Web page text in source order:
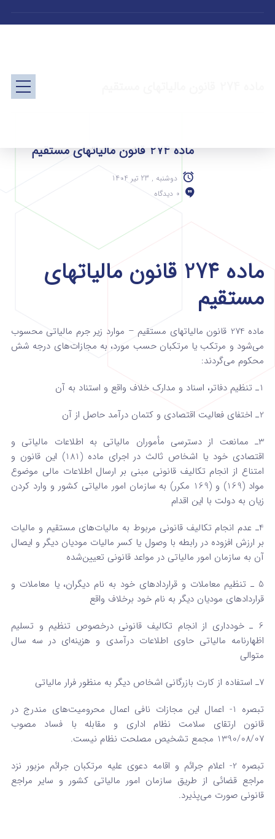
ماده 274 قانون مالیاتهای مستقیم
دوشنبه , 23 تیر 1404
0 دیدگاه
ماده 274 قانون مالیاتهای
مستقیم
ماده 274 قانون مالیاتهای مستقیم – موارد زیر جرم مالیاتی محسوب
می‌شود و مرتکب یا مرتکبان حسب ‌مورد، به مجازات‌های درجه شش
محکوم می‌گردند:
1ـ تنظیم دفاتر، اسناد و مدارک خلاف واقع و استناد به آن
2ـ اختفای فعالیت اقتصادی و کتمان درآمد حاصل از آن
3ـ ممانعت از دسترسی مأموران مالیاتی به اطلاعات مالیاتی و
اقتصادی خود یا اشخاص ثالث در اجرای ماده (181) این قانون و
امتناع از انجام تکالیف قانونی مبنی‌ بر ارسال اطلاعات مالی موضوع
مواد (169) و (169 مکرر) به سازمان امور مالیاتی کشور و وارد کردن
زیان به دولت با این اقدام
4ـ عدم انجام تکالیف قانونی مربوط به مالیات‌های مستقیم و مالیات
بر ارزش افزوده در رابطه با وصول یا کسر مالیات مودیان دیگر و ایصال
آن به سازمان امور مالیاتی در مواعد قانونی تعیین‌شده
5 ـ تنظیم معاملات و قراردادهای خود به نام دیگران، یا معاملات و
قراردادهای مودیان دیگر به نام خود برخلاف واقع
6 ـ خودداری از انجام تکالیف قانونی درخصوص تنظیم و تسلیم
اظهارنامه مالیاتی حاوی اطلاعات درآمدی و هزینه‌ای در سه‌ سال
متوالی
7ـ استفاده از کارت بازرگانی اشخاص دیگر به منظور فرار مالیاتی
تبصره 1- اعمال این مجازات نافی اعمال محرومیت‌های مندرج در
قانون ارتقای سلامت نظام اداری و مقابله با فساد مصوب
1390/08/07 مجمع تشخیص مصلحت نظام نیست.
تبصره 2- اعلام جرائم و اقامه دعوی علیه مرتکبان جرائم مزبور نزد
مراجع قضائی از طریق سازمان امور مالیاتی کشور و سایر مراجع
قانونی صورت می‌پذیرد.